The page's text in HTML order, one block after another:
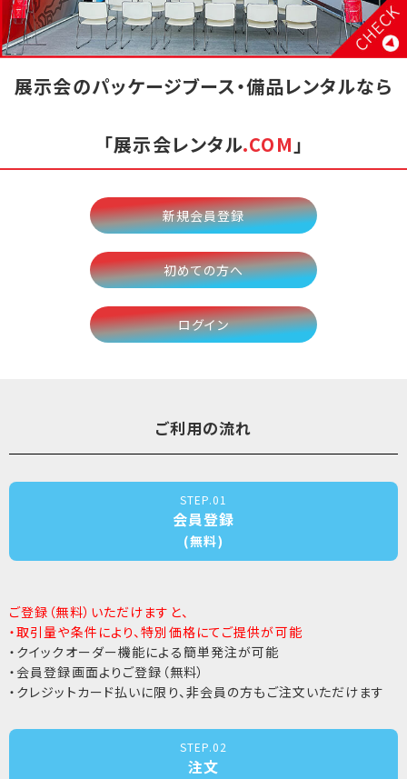
展示会のパッケージブース・備品レンタルなら
「展示会レンタル.COM」
新規会員登録
初めての方へ
ログイン
ご利用の流れ
STEP.01
会員登録
(無料)
ご登録（無料）いただけますと、
・取引量や条件により、特別価格にてご提供が可能
・クイックオーダー機能による簡単発注が可能
・会員登録画面よりご登録（無料）
・クレジットカード払いに限り、非会員の方もご注文いただけます
STEP.02
注文